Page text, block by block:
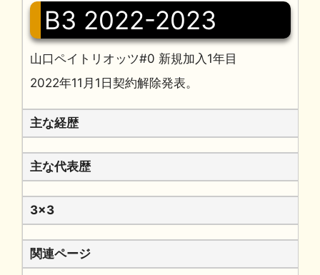
B3 2022-2023
山口ペイトリオッツ#0 新規加入1年目
2022年11月1日契約解除発表。
主な経歴
主な代表歴
3x3
関連ページ